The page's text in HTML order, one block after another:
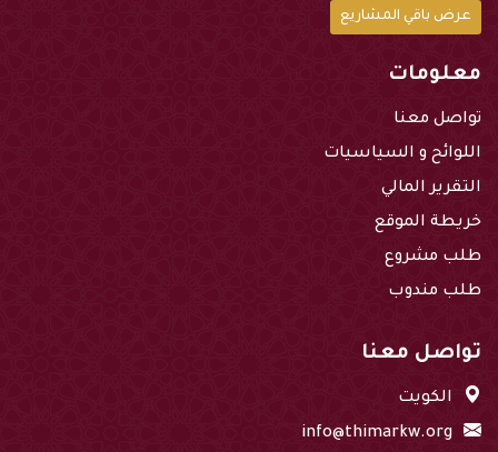
عرض باقي المشاريع
معلومات
تواصل معنا
اللوائح و السياسيات
التقرير المالي
خريطة الموقع
طلب مشروع
طلب مندوب
تواصل معنا
الكويت
info@thimarkw.org